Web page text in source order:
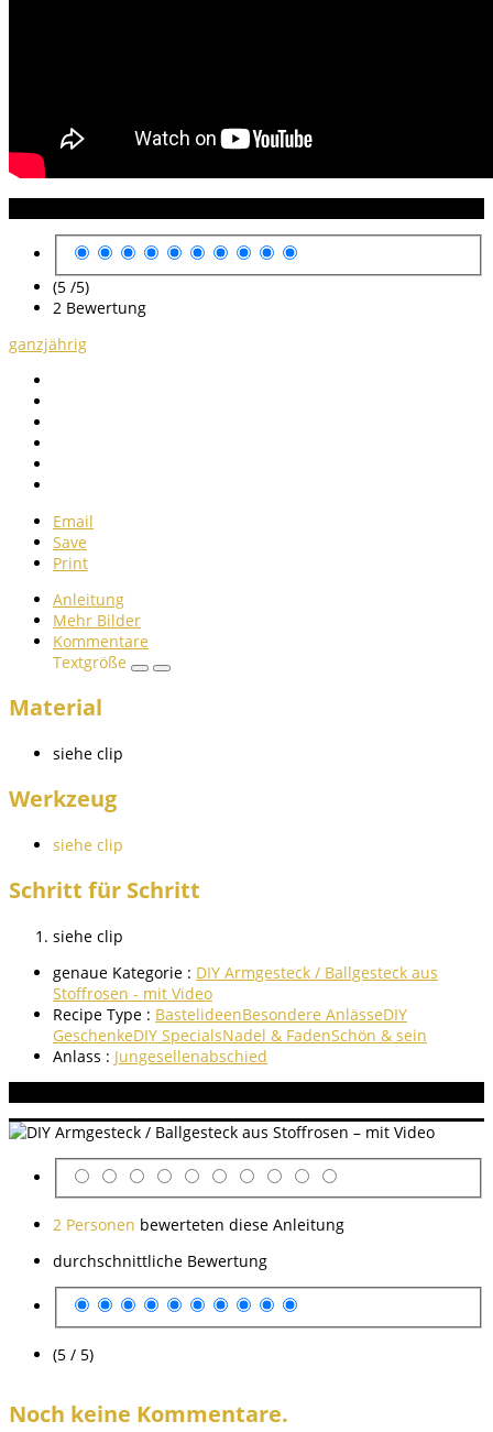
(5 /5)
2 Bewertung
ganzjährig
Email
Save
Print
Anleitung
Mehr Bilder
Kommentare
Textgröße
Material
siehe clip
Werkzeug
siehe clip
Schritt für Schritt
siehe clip
genaue Kategorie : DIY Armgesteck / Ballgesteck aus
Stoffrosen - mit Video
Recipe Type : BastelideenBesondere AnlässeDIY
GeschenkeDIY SpecialsNadel & FadenSchön & sein
Anlass : Jungesellenabschied
2 Personen bewerteten diese Anleitung
durchschnittliche Bewertung
(5 / 5)
Noch keine Kommentare.